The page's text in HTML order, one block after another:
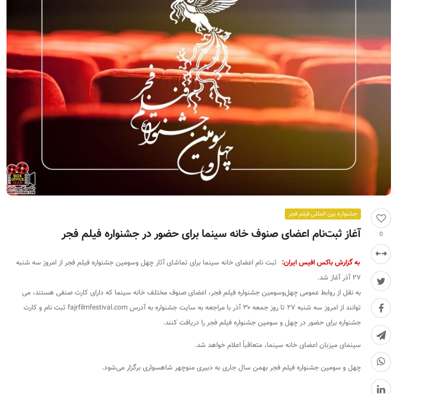
ی
ر
ا
ن
0
جشنواره بین المللی فیلم فجر
آغاز ثبت‌نام اعضای صنوف خانه سینما برای حضور در جشنواره فیلم فجر
به گزارش باکس افیس ایران: ثبت نام اعضای خانه سینما برای تماشای آثار چهل وسومین جشنواره فیلم فجر از امروز سه شنبه
۲۷ آذر آغاز شد.
به نقل از روابط عمومی چهل‌وسومین جشنواره فیلم فجر، اعضای صنوف مختلف خانه سینما که دارای کارت صنفی هستند، می
توانند از امروز سه شنبه ۲۷ تا روز جمعه ۳۰ آذر با مراجعه به سایت جشنواره به آدرس fajrfilmfestival.com ثبت نام و کارت
جشنواره برای حضور در چهل و سومین جشنواره فیلم فجر را دریافت کنند.
سینمای میزبان اعضای خانه سینما، متعاقباً اعلام خواهد شد.
چهل و سومین جشنواره فیلم فجر بهمن سال جاری به دبیری منوچهر شاهسواری برگزار می‌شود.